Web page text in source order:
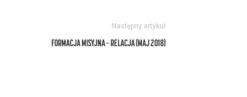
Następny artykuł
FORMACJA MISYJNA – RELACJA (MAJ 2018)